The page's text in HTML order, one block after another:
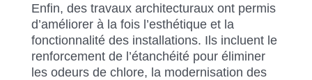
Enfin, des travaux architecturaux ont permis
d’améliorer à la fois l’esthétique et la
fonctionnalité des installations. Ils incluent le
renforcement de l’étanchéité pour éliminer
les odeurs de chlore, la modernisation des